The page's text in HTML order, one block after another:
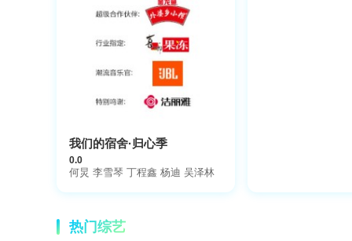
我们的宿舍·归心季
0.0
何炅 李雪琴 丁程鑫 杨迪 吴泽林
热门综艺